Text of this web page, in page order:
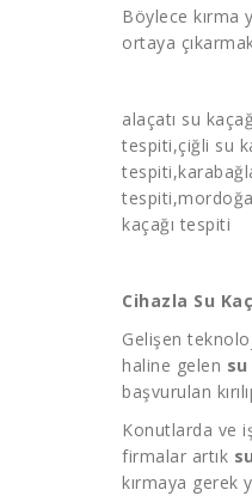
Böylece kırma
ortaya
alaçatı su
tespiti,çiğli su
tespiti
tespiti
kaçağı tespiti
Cihazla Su
Gelişen
haline gelen
başvurulan
Konutlarda ve
firmalar artık
kırmaya gerek